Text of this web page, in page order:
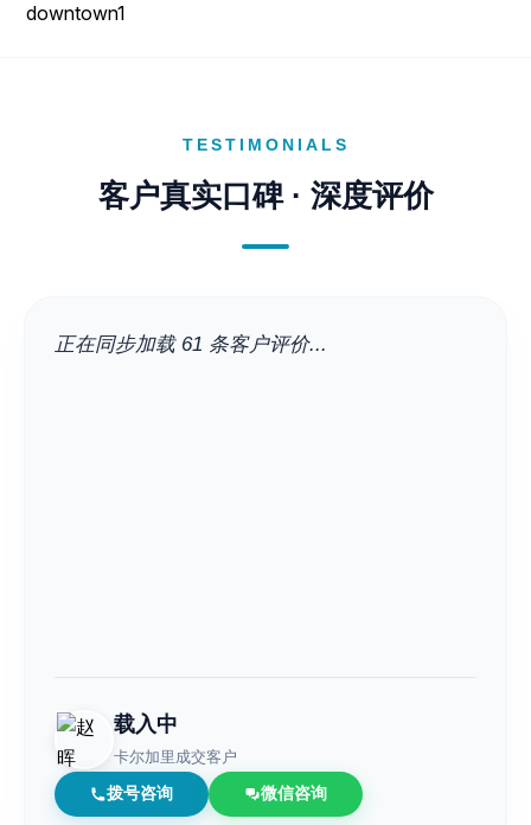
downtown1
TESTIMONIALS
客户真实口碑 · 深度评价
正在同步加载 61 条客户评价...
载入中
卡尔加里成交客户
拨号咨询 微信咨询